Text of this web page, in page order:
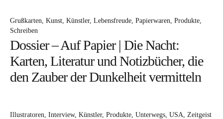
Zeitgeist
Deutsch
Grußkarten Kunst Künstler Lebensfreude Papierwaren Produkte
Schreiben
Dossier – Auf Papier | Die Nacht:
Karten, Literatur und Notizbücher, die
den Zauber der Dunkelheit vermitteln
Illustratoren Interview Künstler Produkte Unterwegs USA Zeitgeist